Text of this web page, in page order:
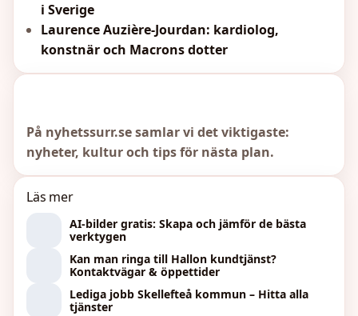
i Sverige
Laurence Auzière-Jourdan: kardiolog,
konstnär och Macrons dotter
På nyhetssurr.se samlar vi det viktigaste:
nyheter, kultur och tips för nästa plan.
Läs mer
AI-bilder gratis: Skapa och jämför de bästa
verktygen
Kan man ringa till Hallon kundtjänst?
Kontaktvägar & öppettider
Lediga jobb Skellefteå kommun – Hitta alla
tjänster